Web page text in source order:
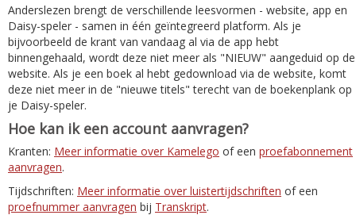
Anderslezen brengt de verschillende leesvormen - website, app en
Daisy-speler - samen in één geïntegreerd platform. Als je
bijvoorbeeld de krant van vandaag al via de app hebt
binnengehaald, wordt deze niet meer als "NIEUW" aangeduid op de
website. Als je een boek al hebt gedownload via de website, komt
deze niet meer in de "nieuwe titels" terecht van de boekenplank op
je Daisy-speler.
Hoe kan ik een account aanvragen?
Kranten: Meer informatie over Kamelego of een proefabonnement
aanvragen.
Tijdschriften: Meer informatie over luistertijdschriften of een
proefnummer aanvragen bij Transkript.